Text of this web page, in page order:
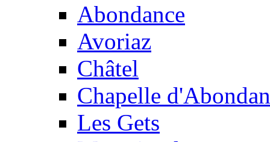
Abondance
Avoriaz
Châtel
Chapelle
Les Gets